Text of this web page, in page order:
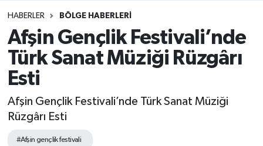
HABERLER BÖLGE HABERLERI
Afşin Gençlik Festivali’nde
Türk Sanat Müziği Rüzgârı
Esti
Afşin Gençlik Festivali’nde Türk Sanat Müziği
Rüzgârı Esti
#Afşin gençlik festivali
Tüm Manşetler
Son Dakika Haberleri